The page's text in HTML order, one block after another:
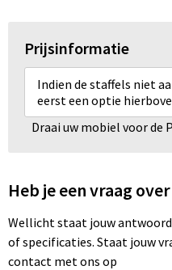
Prijsinformatie
Indien de staffels niet
eerst een optie
Draai uw mobiel voor de
Heb je een vraag
Wellicht staat jouw
of specificaties. Staat jouw
contact met ons op